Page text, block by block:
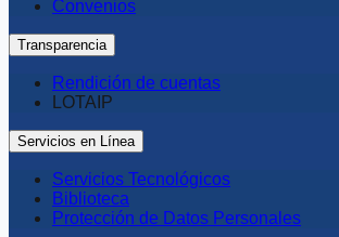
Convenios
Transparencia
Rendición de cuentas
LOTAIP
Servicios en Línea
Servicios Tecnológicos
Biblioteca
Protección de Datos Personales